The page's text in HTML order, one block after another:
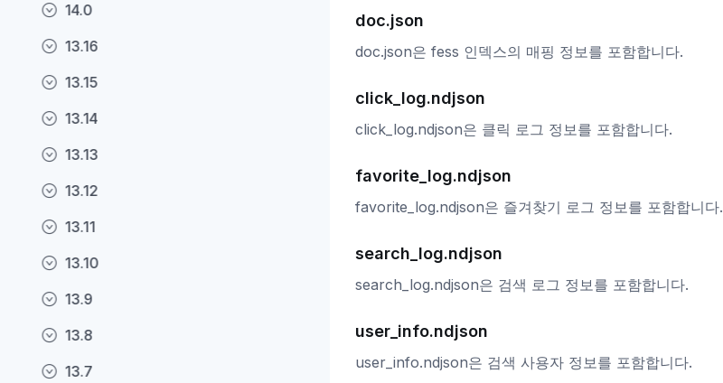
14.0
13.16
13.15
13.14
13.13
13.12
13.11
13.10
13.9
13.8
13.7
doc.json
doc.json은 fess 인덱스의 매핑 정보를 포함합니다.
click_log.ndjson
click_log.ndjson은 클릭 로그 정보를 포함합니다.
favorite_log.ndjson
favorite_log.ndjson은 즐겨찾기 로그 정보를 포함합니다.
search_log.ndjson
search_log.ndjson은 검색 로그 정보를 포함합니다.
user_info.ndjson
user_info.ndjson은 검색 사용자 정보를 포함합니다.